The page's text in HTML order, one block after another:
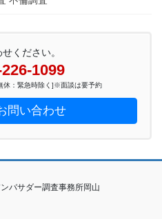
ください。
1099
休：緊急時除く]※面談は要予約
問い合わせ
バサダー調査事務所岡山